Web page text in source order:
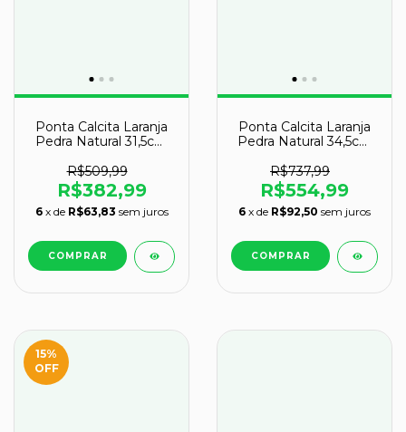
Ponta Calcita Laranja
Pedra Natural 31,5cm
R$509,99
R$382,99
6 x de R$63,83 sem juros
Ponta Calcita Laranja
Pedra Natural 34,5cm
R$737,99
R$554,99
6 x de R$92,50 sem juros
15%
OFF